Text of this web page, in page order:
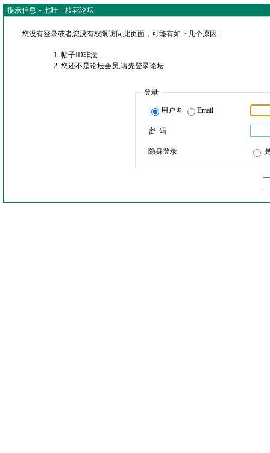
提示信息 » 七叶一枝花论坛
您没有登录或者您没有权限访问此页面，可能有如下几个原因:
帖子ID非法
您还不是论坛会员,请先登录论坛
登录
用户名 Email
密 码
隐身登录